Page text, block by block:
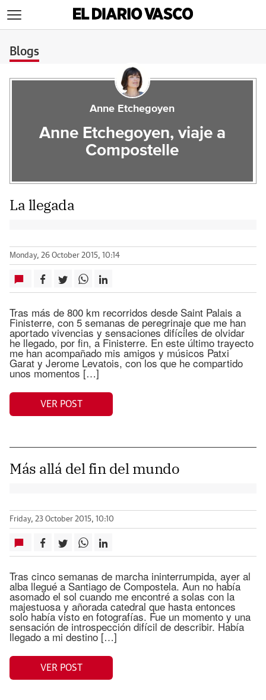
Blogs
Anne Etchegoyen
Anne Etchegoyen, viaje a
Compostelle
La llegada
Monday, 26 October 2015, 10:14
Tras más de 800 km recorridos desde Saint Palais a
Finisterre, con 5 semanas de peregrinaje que me han
aportado vivencias y sensaciones difíciles de olvidar
he llegado, por fin, a Finisterre. En este último trayecto
me han acompañado mis amigos y músicos Patxi
Garat y Jerome Levatois, con los que he compartido
unos momentos […]
VER POST
Más allá del fin del mundo
Friday, 23 October 2015, 10:10
Tras cinco semanas de marcha ininterrumpida, ayer al
alba llegué a Santiago de Compostela. Aun no había
asomado el sol cuando me encontré a solas con la
majestuosa y añorada catedral que hasta entonces
solo había visto en fotografías. Fue un momento y una
sensación de introspección difícil de describir. Había
llegado a mi destino […]
VER POST